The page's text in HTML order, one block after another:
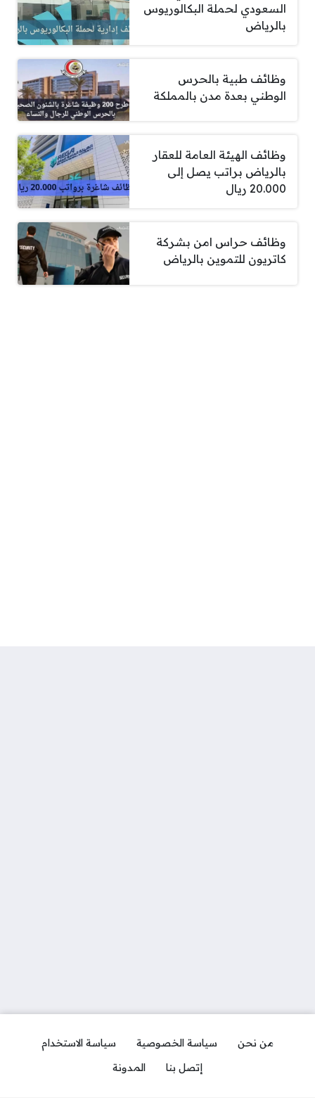
السعودي لحملة البكالوريوس
بالرياض
وظائف طبية بالحرس
الوطني بعدة مدن بالمملكة
وظائف الهيئة العامة للعقار
بالرياض براتب يصل إلى
20.000 ريال
وظائف حراس امن بشركة
كاتريون للتموين بالرياض
من نحن سياسة الخصوصية
سياسة الاستخدام
إتصل بنا
المدونة